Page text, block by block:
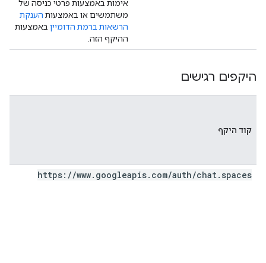
אימות באמצעות פרטי כניסה של
משתמשים או באמצעות הענקת
הרשאות ברמת הדומיין באמצעות
ההיקף הזה.
היקפים רגישים
קוד היקף
https: //www. googleapis. com/auth/chat. spaces